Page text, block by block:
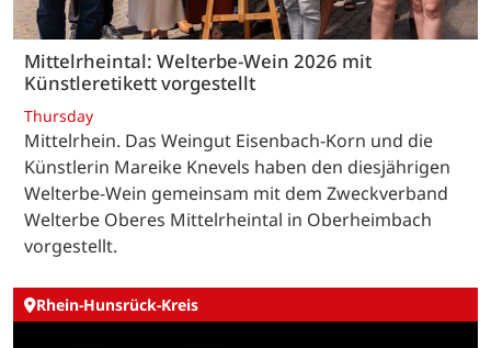
Mittelrheintal: Welterbe-Wein 2026 mit
Künstleretikett vorgestellt
Thursday
Mittelrhein. Das Weingut Eisenbach-Korn und die
Künstlerin Mareike Knevels haben den diesjährigen
Welterbe-Wein gemeinsam mit dem Zweckverband
Welterbe Oberes Mittelrheintal in Oberheimbach
vorgestellt.
Rhein-Hunsrück-Kreis